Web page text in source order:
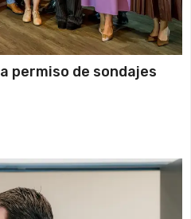
permiso de sondajes